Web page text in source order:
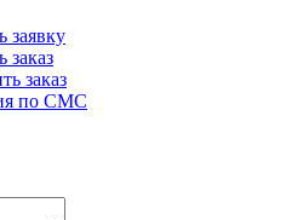
заявку
заказ
заказ
по СМС